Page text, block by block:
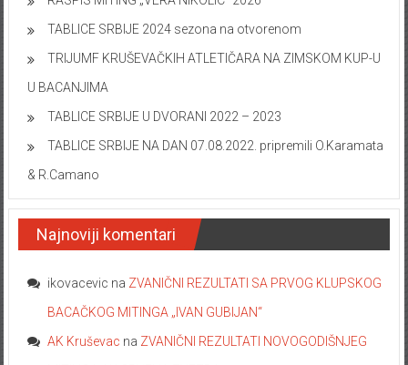
TABLICE SRBIJE 2024 sezona na otvorenom
TRIJUMF KRUŠEVAČKIH ATLETIČARA NA ZIMSKOM KUP-U
U BACANJIMA
TABLICE SRBIJE U DVORANI 2022 – 2023
TABLICE SRBIJE NA DAN 07.08.2022. pripremili O.Karamata
& R.Camano
Najnoviji komentari
ikovacevic na ZVANIČNI REZULTATI SA PRVOG KLUPSKOG
BACAČKOG MITINGA „IVAN GUBIJAN“
AK Kruševac na ZVANIČNI REZULTATI NOVOGODIŠNJEG